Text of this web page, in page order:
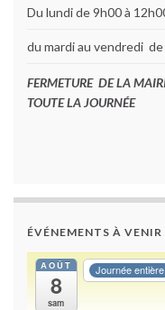
Du lundi de 9h00 à
du mardi au vendredi
FERMETURE DE LA
TOUTE LA JOURNÉE
ÉVÉNEMENTS À VENIR
AOÛT
8
sam
Journée entière